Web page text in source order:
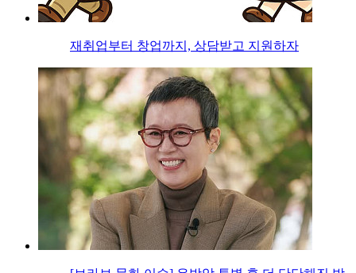
재취업부터 창업까지, 상담받고 지원하자